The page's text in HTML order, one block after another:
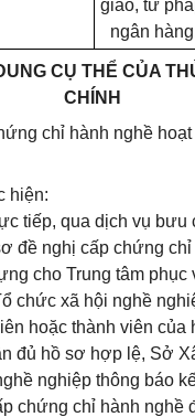
giao, tư
ngân
CỤ THỂ CỦA
CHÍNH
chỉ hành nghề
hiện:
tiếp, qua dịch vụ bưu
đề nghị cấp chứng
cho Trung tâm phục
chức xã hội nghề
hoặc thành viên của
đủ hồ sơ hợp lệ, Sở
nghiệp thông báo
chứng chỉ hành nghề